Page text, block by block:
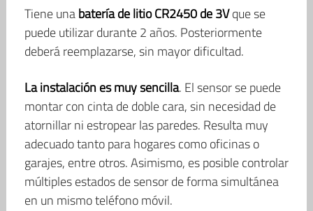
Tiene unabatería de litio CR2450 de 3Vque se
puede utilizar durante 2 años. Posteriormente
deberá reemplazarse, sin mayor dificultad.
La instalación es muy sencilla. El sensor se puede
montar con cinta de doble cara, sin necesidad de
atornillar ni estropear las paredes. Resulta muy
adecuado tanto para hogares como oficinas o
garajes, entre otros. Asimismo, es posible controlar
múltiples estados de sensor de forma simultánea
en un mismo teléfono móvil.